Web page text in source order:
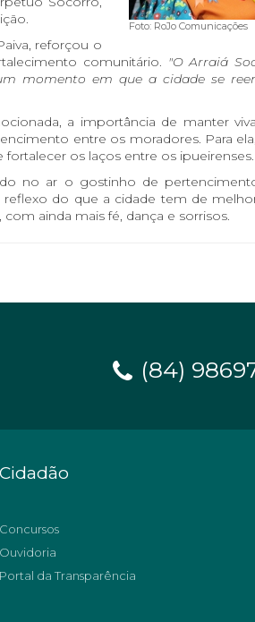
Foto: RoJo Comunicações
reforçou o
comunitário. "O Arraiá
momento em que a cidade se
a importância de manter
entre os moradores. Para
os laços entre os ipueirenses.
no ar o gostinho de
do que a cidade tem de
ainda mais fé, dança e sorrisos.
(84)
Cidadão
Concursos
Ouvidoria
Portal da Transparência